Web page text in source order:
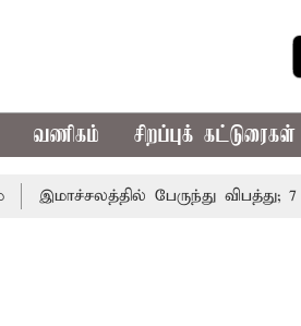
வணிகம் சிறப்புக் கட்டுரைகள்
இமாச்சலத்தில் பேருந்து விபத்து; 7